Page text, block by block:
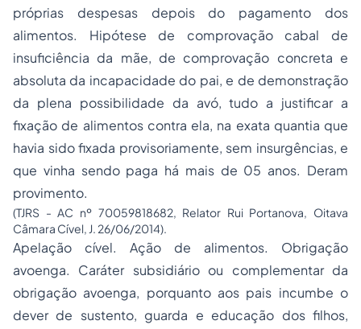
próprias despesas depois do pagamento dos
alimentos. Hipótese de comprovação cabal de
insuficiência da mãe, de comprovação concreta e
absoluta da incapacidade do pai, e de demonstração
da plena possibilidade da avó, tudo a justificar a
fixação de alimentos contra ela, na exata quantia que
havia sido fixada provisoriamente, sem insurgências, e
que vinha sendo paga há mais de 05 anos. Deram
provimento.
(TJRS - AC nº 70059818682, Relator Rui Portanova, Oitava
Câmara Cível, J. 26/06/2014).
Apelação cível. Ação de alimentos. Obrigação
avoenga. Caráter subsidiário ou complementar da
obrigação avoenga, porquanto aos pais incumbe o
dever de sustento, guarda e educação dos filhos,